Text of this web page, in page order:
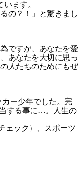
ます。
の？！」と驚きまし
ですが、あなたを愛
あなたを大切に思っ
人たちのためにもぜ
ー少年でした。完
する事に…。人生の
ェック）、スポーツ